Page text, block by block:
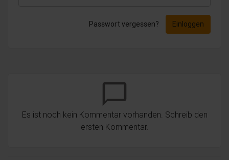
Passwort vergessen? Einloggen
chat_bubble_outline
Es ist noch kein Kommentar vorhanden. Schreib den
ersten Kommentar.